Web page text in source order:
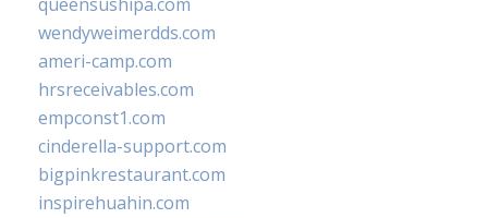
wendyweimerdds.com
ameri-camp.com
hrsreceivables.com
empconst1.com
cinderella-support.com
bigpinkrestaurant.com
inspirehuahin.com